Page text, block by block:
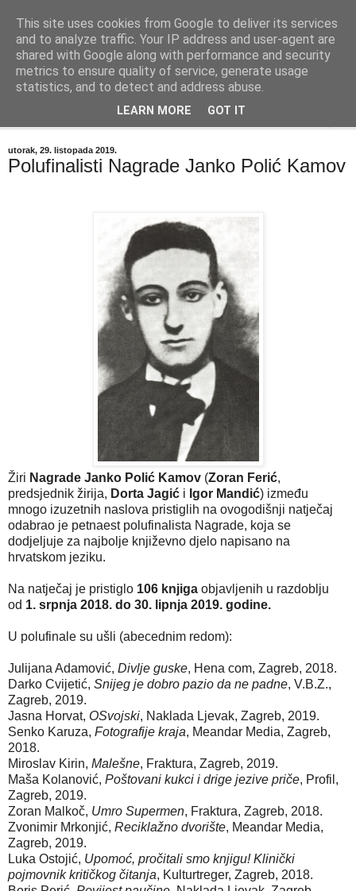
"Kvaka"
Časopis za književnost ISSN 2459-5632
utorak, 29. listopada 2019.
Polufinalisti Nagrade Janko Polić Kamov
Žiri Nagrade Janko Polić Kamov (Zoran Ferić,
predsjednik žirija, Dorta Jagić i Igor Mandić) između
mnogo izuzetnih naslova pristiglih na ovogodišnji natječaj
odabrao je petnaest polufinalista Nagrade, koja se
dodjeljuje za najbolje književno djelo napisano na
hrvatskom jeziku.
Na natječaj je pristiglo 106 knjiga objavljenih u razdoblju
od 1. srpnja 2018. do 30. lipnja 2019. godine.
U polufinale su ušli (abecednim redom):
Julijana Adamović, Divlje guske, Hena com, Zagreb, 2018.
Darko Cvijetić, Snijeg je dobro pazio da ne padne, V.B.Z.,
Zagreb, 2019.
Jasna Horvat, OSvojski, Naklada Ljevak, Zagreb, 2019.
Senko Karuza, Fotografije kraja, Meandar Media, Zagreb,
2018.
Miroslav Kirin, Malešne, Fraktura, Zagreb, 2019.
Maša Kolanović, Poštovani kukci i drige jezive priče, Profil,
Zagreb, 2019.
Zoran Malkoč, Umro Supermen, Fraktura, Zagreb, 2018.
Zvonimir Mrkonjić, Reciklažno dvorište, Meandar Media,
Zagreb, 2019.
Luka Ostojić, Upomoć, pročitali smo knjigu! Klinički
pojmovnik kritičkog čitanja, Kulturtreger, Zagreb, 2018.
This site uses cookies from Google to deliver its services
and to analyze traffic. Your IP address and user-agent are
shared with Google along with performance and security
metrics to ensure quality of service, generate usage
statistics, and to detect and address abuse.
LEARN MORE GOT IT